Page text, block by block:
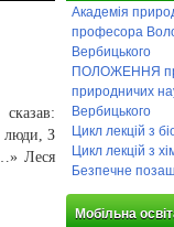
люди, З
Леся
Академія
професора
Вербицького
ПОЛОЖЕННЯ
природничих
Вербицького
Цикл лекцій з
Цикл лекцій з
Безпечне
Мобільна